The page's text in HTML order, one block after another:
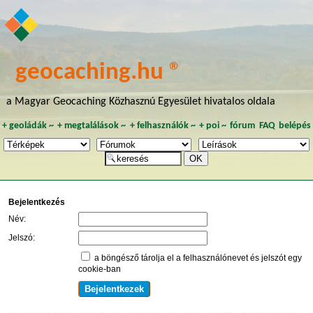
geocaching.hu ®
a Magyar Geocaching Közhasznú Egyesület hivatalos oldala
+ geoládák~ +megtalálások ~ + felhasználók~ + poi~ fórum FAQ belépés
Bejelentkezés
Név:
Jelszó:
a böngésző tárolja el a felhasználónevet és jelszót egy
cookie-ban